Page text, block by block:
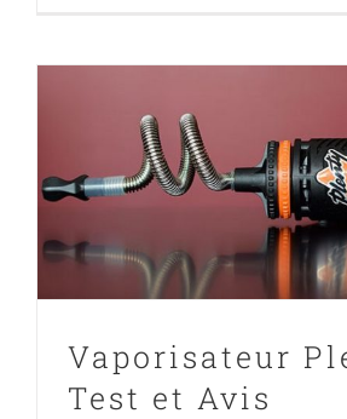
Vaporisateur Plenty :
Vaporisateur de salon :
Vaporisateur
Test et Avis